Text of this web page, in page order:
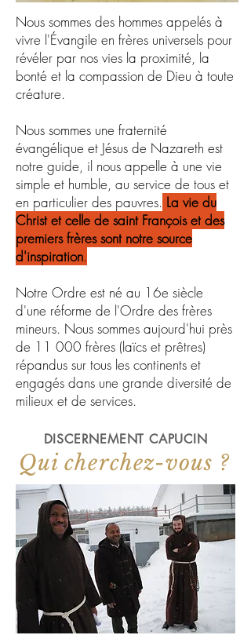
Nous sommes des hommes appelés à
vivre l'Évangile en frères universels pour
révéler par nos vies la proximité, la
bonté et la compassion de Dieu à toute
créature.
Nous sommes une fraternité
évangélique et Jésus de Nazareth est
notre guide, il nous appelle à une vie
simple et humble, au service de tous et
en particulier des pauvres. La vie du
Christ et celle de saint François et des
premiers frères sont notre source
d'inspiration.
Notre Ordre est né au 16e siècle
d'une réforme de l'Ordre des frères
mineurs. Nous sommes aujourd'hui près
de 11 000 frères (laïcs et prêtres)
répandus sur tous les continents et
engagés dans une grande diversité de
milieux et de services.
DISCERNEMENT CAPUCIN
Qui cherchez-vous ?